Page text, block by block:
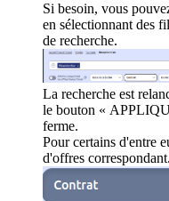
Si besoin, vous
en sélectionnant des
de recherche.
La recherche est
le bouton «
ferme.
Pour certains d'entre
d'offres correspondant.